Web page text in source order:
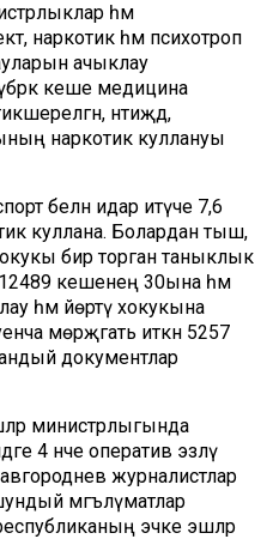
һәм
наркотик һәм психотроп
ачыклау
кеше медицина
нәтиҗәдә,
наркотик куллануы
белән идарә итүче 7,6
куллана. Болардан тыш,
бирә торган таныклык
кешенең 30ына һәм
һәм йөртү хокукына
мөрәҗәгать иткән 5257
андый документлар
министрлыгында
4 нче оператив эзләү
журналистлар
мәгълүматлар
эчке эшләр